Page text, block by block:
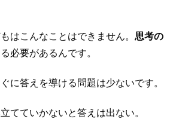
はこんなことはできません。 思考の
必要があるんです。
に答えを導ける問題は少ないです。
てていかないと答えは出ない。